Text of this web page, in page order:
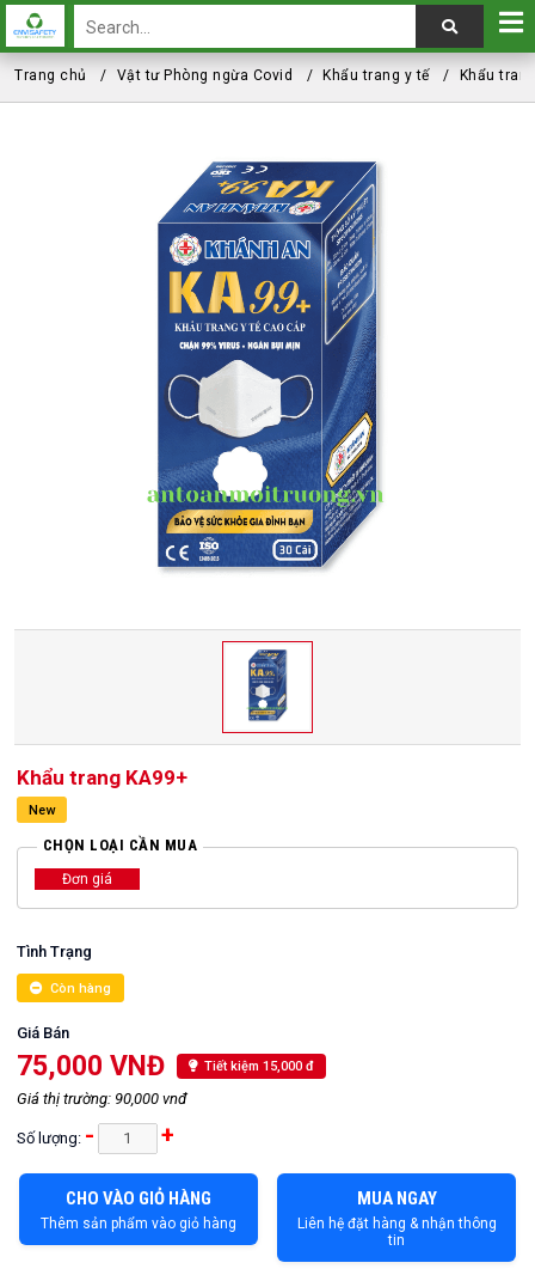
Trang chủ Vật tư Phòng ngừa Covid Khẩu trang y tế Khẩu
Khẩu trang KA99+
New
CHỌN LOẠI CẦN MUA
Đơn giá
Tình Trạng
Còn hàng
Giá Bán
75,000 VNĐ Tiết kiệm 15,000 đ
Giá thị trường: 90,000 vnđ
Số lượng: - +
CHO VÀO GIỎ HÀNG
Thêm sản phẩm vào giỏ hàng
MUA NGAY
Liên hệ đặt hàng & nhận thông
tin